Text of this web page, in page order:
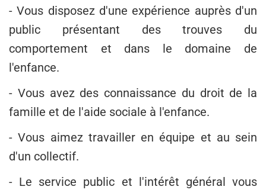
- Vous disposez d'une expérience auprès d'un
public présentant des trouves du
comportement et dans le domaine de
l'enfance.
- Vous avez des connaissance du droit de la
famille et de l'aide sociale à l'enfance.
- Vous aimez travailler en équipe et au sein
d'un collectif.
- Le service public et l'intérêt général vous